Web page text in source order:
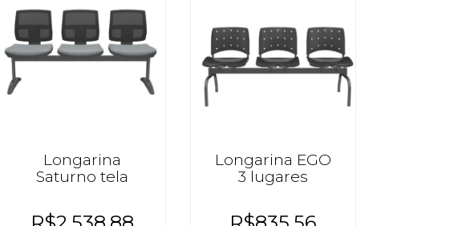
Longarina
Saturno tela
Longarina EGO
3 lugares